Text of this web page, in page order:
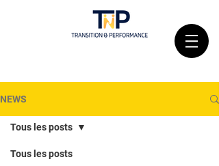
NEWS
Tous les posts
Tous les posts